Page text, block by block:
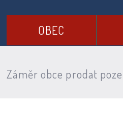
OBEC
Záměr obce prodat